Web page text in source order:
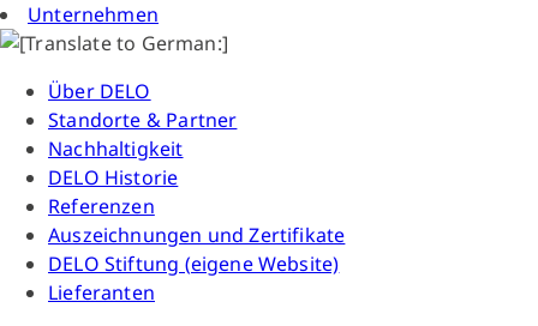
Unternehmen
Über DELO
Standorte & Partner
Nachhaltigkeit
DELO Historie
Referenzen
Auszeichnungen und Zertifikate
DELO Stiftung (eigene Website)
Lieferanten